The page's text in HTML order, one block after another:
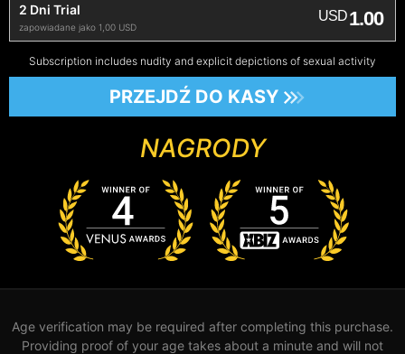
2 Dni Trial
zapowiadane jako 1,00 USD
USD1.00
Subscription includes nudity and explicit depictions of sexual activity
PRZEJDŹ DO KASY
NAGRODY
Age verification may be required after completing this purchase.
Providing proof of your age takes about a minute and will not